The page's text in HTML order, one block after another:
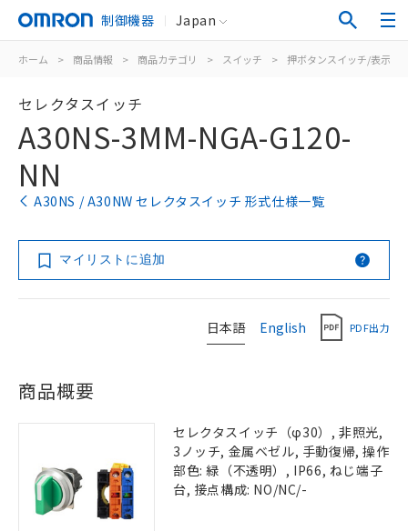
制御機器 Japan
ホーム > 商品情報 > 商品カテゴリ > スイッチ > 押ボタンスイッチ/表示灯
セレクタスイッチ
A30NS-3MM-NGA-G120-
NN
A30NS / A30NW セレクタスイッチ 形式仕様一覧
マイリストに追加
日本語 English PDF出力
商品概要
セレクタスイッチ（φ30）, 非照光,
3ノッチ, 金属ベゼル, 手動復帰, 操作
部色: 緑（不透明）, IP66, ねじ端子
台, 接点構成: NO/NC/-